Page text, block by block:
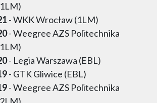
- WKK Wrocław (1LM)
- Weegree AZS Politechnika
- Legia Warszawa (EBL)
- GTK Gliwice (EBL)
- Weegree AZS Politechnika